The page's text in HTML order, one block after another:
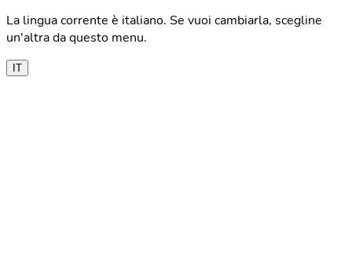
La lingua corrente è italiano. Se vuoi cambiarla, scegline
un'altra da questo menu.
IT